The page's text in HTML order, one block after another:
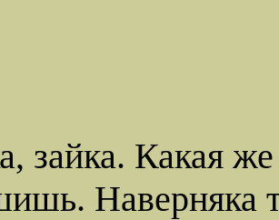
зайка. Какая
Наверняка